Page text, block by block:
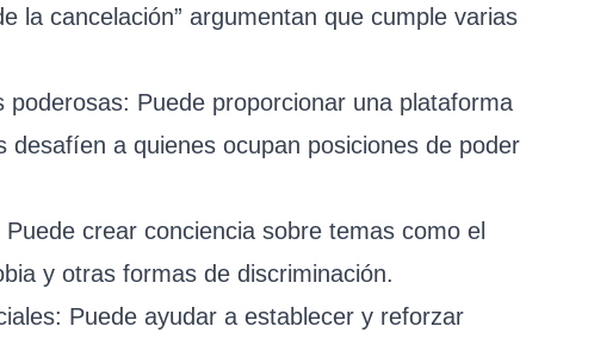
la cancelación” argumentan que cumple varias
poderosas: Puede proporcionar una plataforma
desafíen a quienes ocupan posiciones de poder
crear conciencia sobre temas como el
y otras formas de discriminación.
Puede ayudar a establecer y reforzar